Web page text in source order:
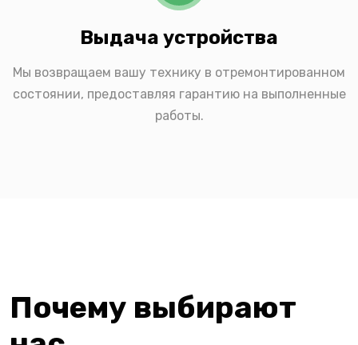
Выдача устройства
Мы возвращаем вашу технику в отремонтированном
состоянии, предоставляя гарантию на выполненные
работы.
Почему выбирают